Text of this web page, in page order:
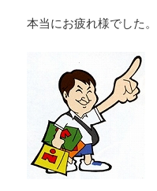
本当にお疲れ様でした。